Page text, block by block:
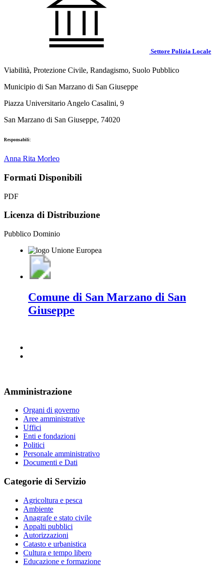
Settore Polizia Locale
Viabilità, Protezione Civile, Randagismo, Suolo Pubblico
Municipio di San Marzano di San Giuseppe
Piazza Universitario Angelo Casalini, 9
San Marzano di San Giuseppe, 74020
Responsabili:
Anna Rita Morleo
Formati Disponibili
PDF
Licenza di Distribuzione
Pubblico Dominio
Comune di San Marzano di San
Giuseppe
Amministrazione
Organi di governo
Aree amministrative
Uffici
Enti e fondazioni
Politici
Personale amministrativo
Documenti e Dati
Categorie di Servizio
Agricoltura e pesca
Ambiente
Anagrafe e stato civile
Appalti pubblici
Autorizzazioni
Catasto e urbanistica
Cultura e tempo libero
Educazione e formazione